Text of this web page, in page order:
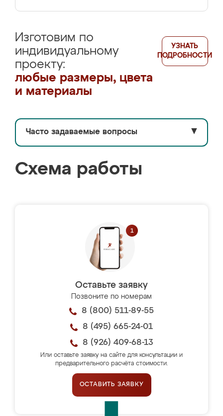
Изготовим по
индивидуальному
проекту:
любые размеры, цвета
и материалы
УЗНАТЬ
ПОДРОБНОСТИ
Часто задаваемые вопросы ▼
Схема работы
Оставьте заявку
Позвоните по номерам
8 (800) 511-89-55
8 (495) 665-24-01
8 (926) 409-68-13
Или оставьте заявку на сайте для консультации и
предварительного расчёта стоимости.
ОСТАВИТЬ ЗАЯВКУ